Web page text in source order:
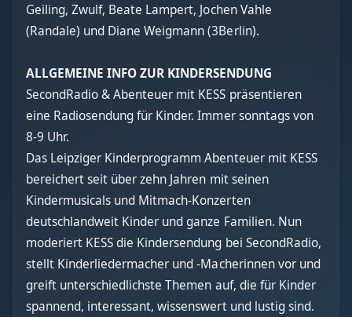
Geiling, Zwulf, Beate Lampert, Jochen Vahle
(Randale) und Diane Weigmann (3Berlin).
ALLGEMEINE INFO ZUR KINDERSENDUNG
SecondRadio & Abenteuer mit KESS präsentieren
eine Radiosendung für Kinder. Immer sonntags von
8-9 Uhr.
Das Leipziger Kinderprogramm Abenteuer mit KESS
bereichert seit über zehn Jahren mit seinen
Kindermusicals und Mitmach-Konzerten
deutschlandweit Kinder und ganze Familien. Nun
moderiert KESS die Kindersendung bei SecondRadio,
stellt Kinderliedermacher und -Macherinnen vor und
greift unterschiedlichste Themen auf, die für Kinder
spannend, interessant, wissenswert und lustig sind.